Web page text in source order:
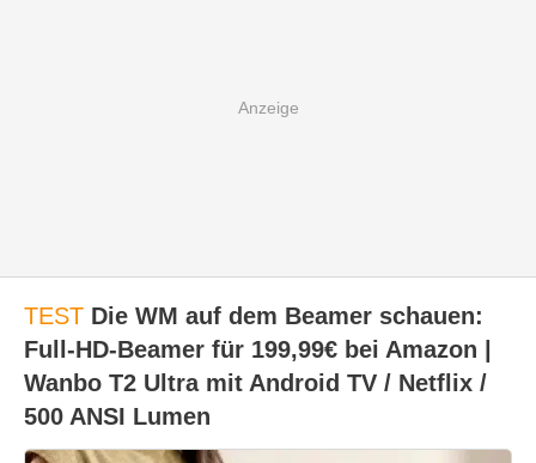
TEST Die WM auf dem Beamer schauen:
Full-HD-Beamer für 199,99€ bei Amazon |
Wanbo T2 Ultra mit Android TV / Netflix /
500 ANSI Lumen